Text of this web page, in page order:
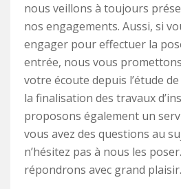
nous veillons à toujours
nos engagements. Aussi, si
engager pour effectuer la
entrée, nous vous
votre écoute depuis l’étude
la finalisation des travaux
proposons également un
vous avez des questions au
n’hésitez pas à nous les
répondrons avec grand plaisir.